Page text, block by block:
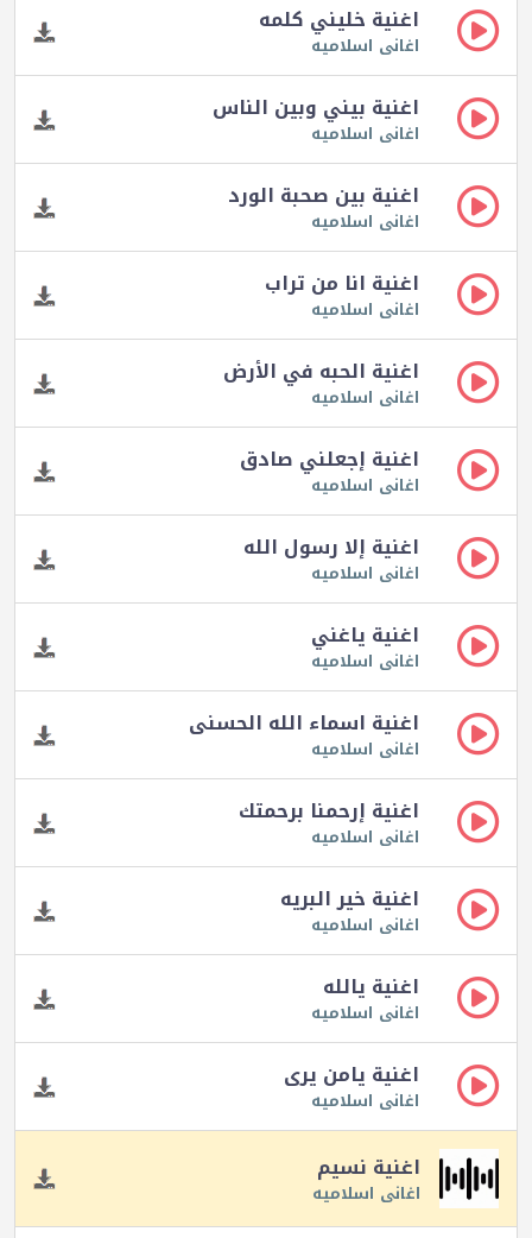
اغنية خليني كلمه
اغانى اسلاميه
اغنية بيني وبين الناس
اغانى اسلاميه
اغنية بين صحبة الورد
اغانى اسلاميه
اغنية انا من تراب
اغانى اسلاميه
اغنية الحبه في الأرض
اغانى اسلاميه
اغنية إجعلني صادق
اغانى اسلاميه
اغنية إلا رسول الله
اغانى اسلاميه
اغنية ياغني
اغانى اسلاميه
اغنية اسماء الله الحسنى
اغانى اسلاميه
اغنية إرحمنا برحمتك
اغانى اسلاميه
اغنية خير البريه
اغانى اسلاميه
اغنية يالله
اغانى اسلاميه
اغنية يامن يرى
اغانى اسلاميه
اغنية نسيم
اغانى اسلاميه